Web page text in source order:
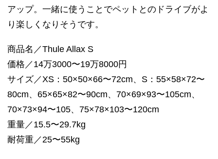
アップ。一緒に使うことでペットとのドライブがよ
り楽しくなりそうです。
商品名／Thule Allax S
価格／14万3000〜19万8000円
サイズ／XS：50×50×66〜72cm、S：55×58×72〜
80cm、65×65×82〜90cm、70×69×93〜105cm、
70×73×94〜105、75×78×103〜120cm
重量／15.5〜29.7kg
耐荷重／25〜55kg